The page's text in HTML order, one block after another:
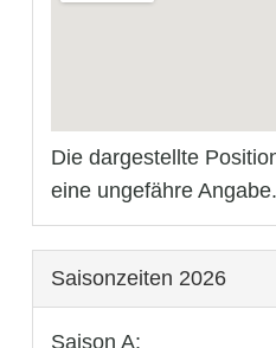
Die dargestellte
eine ungefähre Angabe.
Saisonzeiten 2026
Saison A: